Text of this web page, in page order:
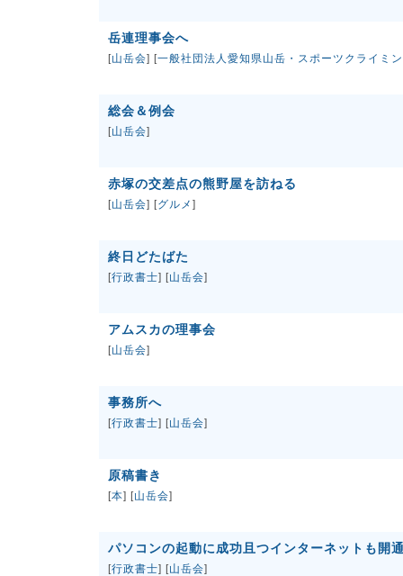
岳連理事会へ
[山岳会] [一般社団法人愛知県山岳・スポーツクライミ
総会＆例会
[山岳会]
赤塚の交差点の熊野屋を訪ねる
[山岳会] [グルメ ]
終日どたばた
[行政書士] [山岳会]
アムスカの理事会
[山岳会]
事務所へ
[行政書士] [山岳会]
原稿書き
[本] [山岳会]
パソコンの起動に成功且つインターネットも開
[行政書士] [山岳会]